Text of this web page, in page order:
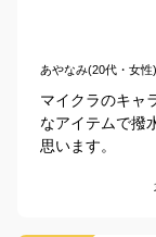
あやなみ(20代・女性)
マイクラのキャ
なアイテムで撥
思います。